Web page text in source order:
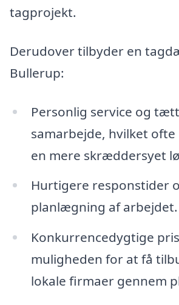
tagprojekt.
Derudover tilbyder en
Bullerup:
Personlig service og
samarbejde, hvilket
en mere skræddersyet
Hurtigere responstider
planlægning af arbejdet.
Konkurrencedygtige
muligheden for at få
lokale firmaer gennem